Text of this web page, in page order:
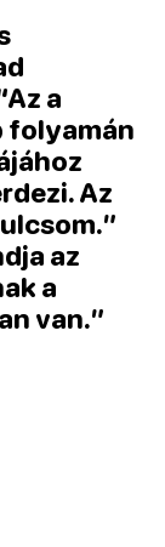
a
folyamán
Az
az
a
van.”